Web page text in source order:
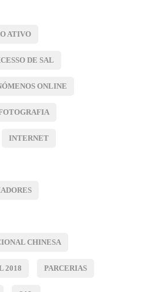
ATIVO
DE SAL
ONLINE
INTERNET
CHINESA
2018 PARCERIAS